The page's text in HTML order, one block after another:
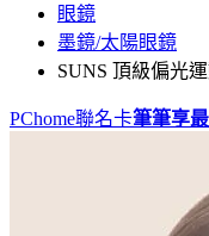
眼鏡
墨鏡/太陽眼鏡
SUNS 頂級偏光
PChome聯名卡筆筆享